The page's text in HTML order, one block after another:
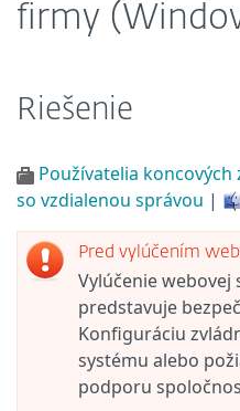
firmy
Riešenie
Používatelia koncových
so vzdialenou správou |
Pred vylúčením
Vylúčenie
predstavuje
Konfiguráciu
systému alebo
podporu